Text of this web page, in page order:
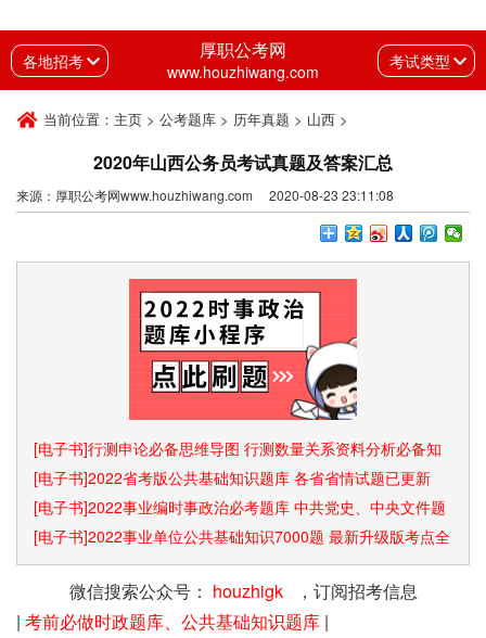
各地招考 厚职公考网
www.houzhiwang.com 考试类型
当前位置： 主页 > 公考题库 > 历年真题 > 山西 >
2020年山西公务员考试真题及答案汇总
来源：厚职公考网www.houzhiwang.com 2020-08-23 23:11:08
[电子书]行测申论必备思维导图 行测数量关系资料分析必备知
识点和速算技巧
[电子书]2022省考版公共基础知识题库 各省省情试题已更新
[电子书]2022事业编时事政治必考题库 中共党史、中央文件题
库已更新
[电子书]2022事业单位公共基础知识7000题 最新升级版考点全
覆盖
微信搜索公众号： houzhigk，订阅招考信息
| 考前必做时政题库、公共基础知识题库 |